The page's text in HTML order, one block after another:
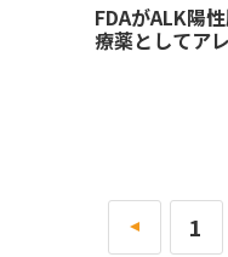
FDAがALK陽
療薬としてア
« 1